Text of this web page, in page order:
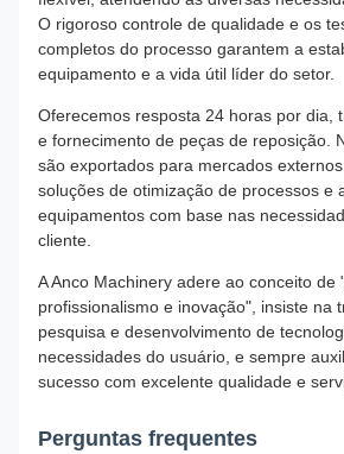
O rigoroso controle de qualidade e os
completos do processo garantem a
equipamento e a vida útil líder do setor.
Oferecemos resposta 24 horas por dia,
e fornecimento de peças de reposição.
são exportados para mercados
soluções de otimização de processos e
equipamentos com base nas
cliente.
A Anco Machinery adere ao conceito de
profissionalismo e inovação", insiste na
pesquisa e desenvolvimento de
necessidades do usuário, e sempre
sucesso com excelente qualidade e
Perguntas frequentes